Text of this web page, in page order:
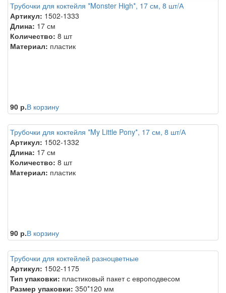
Трубочки для коктейля *Monster High*, 17 см, 8 шт/А
Артикул: 1502-1333
Длина: 17 см
Количество: 8 шт
Материал: пластик
90 р.В корзину
Трубочки для коктейля *My Little Pony*, 17 см, 8 шт/А
Артикул: 1502-1332
Длина: 17 см
Количество: 8 шт
Материал: пластик
90 р.В корзину
Трубочки для коктейлей разноцветные
Артикул: 1502-1175
Тип упаковки: пластиковый пакет с европодвесом
Размер упаковки: 350*120 мм